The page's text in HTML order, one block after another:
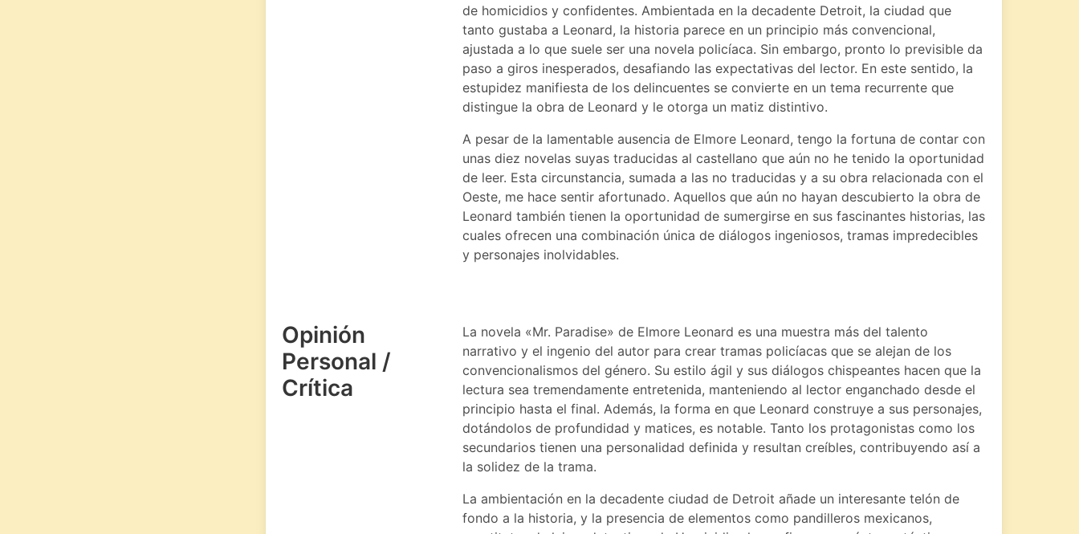
de homicidios y confidentes. Ambientada en la decadente Detroit, la ciudad que
tanto gustaba a Leonard, la historia parece en un principio más convencional,
ajustada a lo que suele ser una novela policíaca. Sin embargo, pronto lo previsible da
paso a giros inesperados, desafiando las expectativas del lector. En este sentido, la
estupidez manifiesta de los delincuentes se convierte en un tema recurrente que
distingue la obra de Leonard y le otorga un matiz distintivo.
A pesar de la lamentable ausencia de Elmore Leonard, tengo la fortuna de contar con
unas diez novelas suyas traducidas al castellano que aún no he tenido la oportunidad
de leer. Esta circunstancia, sumada a las no traducidas y a su obra relacionada con el
Oeste, me hace sentir afortunado. Aquellos que aún no hayan descubierto la obra de
Leonard también tienen la oportunidad de sumergirse en sus fascinantes historias, las
cuales ofrecen una combinación única de diálogos ingeniosos, tramas impredecibles
y personajes inolvidables.
Opinión
Personal /
Crítica
La novela «Mr. Paradise» de Elmore Leonard es una muestra más del talento
narrativo y el ingenio del autor para crear tramas policíacas que se alejan de los
convencionalismos del género. Su estilo ágil y sus diálogos chispeantes hacen que la
lectura sea tremendamente entretenida, manteniendo al lector enganchado desde el
principio hasta el final. Además, la forma en que Leonard construye a sus personajes,
dotándolos de profundidad y matices, es notable. Tanto los protagonistas como los
secundarios tienen una personalidad definida y resultan creíbles, contribuyendo así a
la solidez de la trama.
La ambientación en la decadente ciudad de Detroit añade un interesante telón de
fondo a la historia, y la presencia de elementos como pandilleros mexicanos,